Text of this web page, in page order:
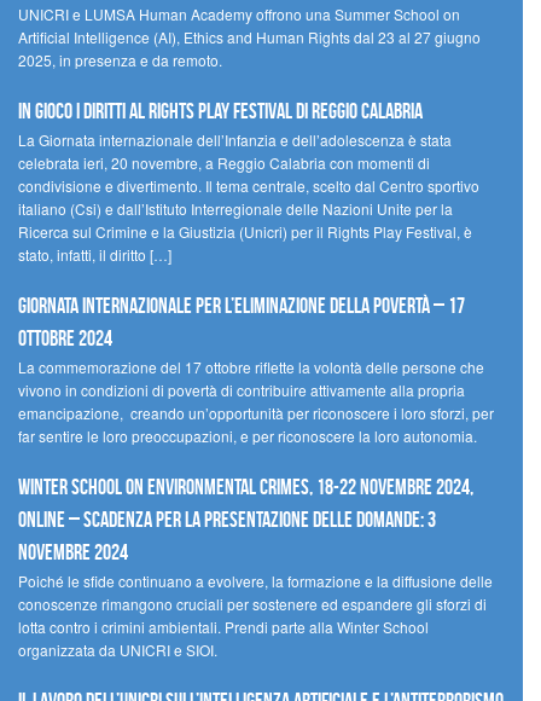
UNICRI e LUMSA Human Academy offrono una Summer School on
Artificial Intelligence (AI), Ethics and Human Rights dal 23 al 27 giugno
2025, in presenza e da remoto.
In gioco i diritti al Rights Play Festival di Reggio Calabria
La Giornata internazionale dell’Infanzia e dell’adolescenza è stata
celebrata ieri, 20 novembre, a Reggio Calabria con momenti di
condivisione e divertimento. Il tema centrale, scelto dal Centro sportivo
italiano (Csi) e dall’Istituto Interregionale delle Nazioni Unite per la
Ricerca sul Crimine e la Giustizia (Unicri) per il Rights Play Festival, è
stato, infatti, il diritto […]
Giornata internazionale per l’eliminazione della povertà – 17
ottobre 2024
La commemorazione del 17 ottobre riflette la volontà delle persone che
vivono in condizioni di povertà di contribuire attivamente alla propria
emancipazione, creando un’opportunità per riconoscere i loro sforzi, per
far sentire le loro preoccupazioni, e per riconoscere la loro autonomia.
Winter School on Environmental Crimes, 18-22 novembre 2024,
Online – Scadenza per la presentazione delle domande: 3
novembre 2024
Poiché le sfide continuano a evolvere, la formazione e la diffusione delle
conoscenze rimangono cruciali per sostenere ed espandere gli sforzi di
lotta contro i crimini ambientali. Prendi parte alla Winter School
organizzata da UNICRI e SIOI.